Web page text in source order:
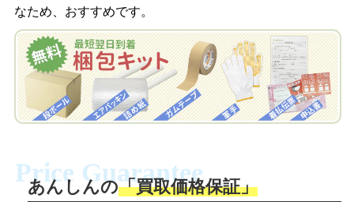
を申し込みます。梱包キットは送料無料
でお届けします。
自宅でおもちゃを発送・梱包
梱包キットに同封する発送ガイドの手順
送。当店へ無料で発送いただけます。
入金完了
査定結果をLINEで確認し、梱包キットを
申し込みます。梱包キットは送料無料で
お届けします。
自宅でおもちゃを発送・梱包
ださい。お電話にて集荷依頼を行い発
送。当店へ無料で発送いただけます。
なため、おすすめです。
Price Guarantee
あんしんの「買取価格保証」